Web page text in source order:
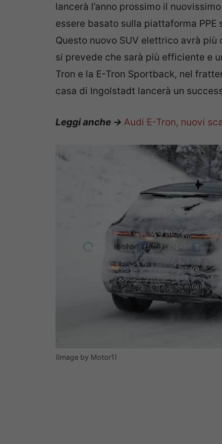
lancerà l’anno prossimo il
essere basato sulla piattaforma
Questo nuovo SUV elettrico avrà più
si prevede che sarà più efficiente e
Tron e la E-Tron Sportback, nel
casa di Ingolstadt lancerà un
Leggi anche -> Audi E-Tron, nuovi
(Image by Motor1)